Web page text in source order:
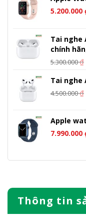
Thông tin
5.200.000
Tai nghe
chính
5.300.000₫
Tai nghe
4.500.000₫
Apple
7.990.000